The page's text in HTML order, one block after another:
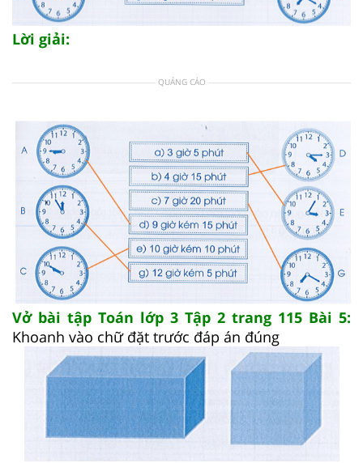
Lời giải:
QUẢNG CÁO
Vở bài tập Toán lớp 3 Tập 2 trang 115 Bài 5:
Khoanh vào chữ đặt trước đáp án đúng